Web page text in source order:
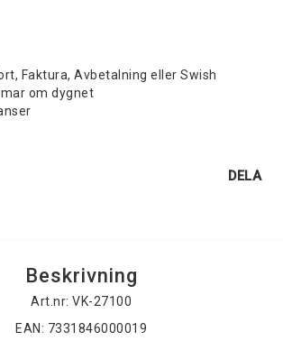
Faktura, Avbetalning eller Swish
om dygnet
DELA
Beskrivning
Art.nr: VK-27100
EAN: 7331846000019